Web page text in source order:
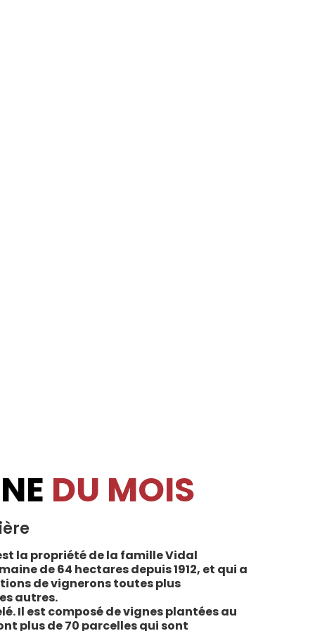
DU MOIS
la propriété de la famille Vidal
de 64 hectares depuis 1912, et qui a
de vignerons toutes plus
autres.
Il est composé de vignes plantées au
plus de 70 parcelles qui sont